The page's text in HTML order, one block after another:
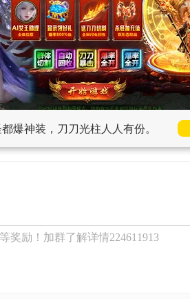
爆神装，刀刀光柱人人有份。
奖励！加群了解详情224611913